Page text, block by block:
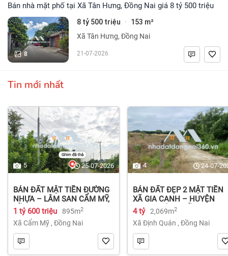
Bán nhà mặt phố tại Xã Tân Hưng, Đồng Nai giá 8 tỷ 500 triệu
8
8 tỷ 500 triệu · 153 m²
Xã Tân Hưng, Đồng Nai
21-07-2026
Tin mới nhất
5 25-07-2026
BÁN ĐẤT MẶT TIỀN ĐƯỜNG
NHỰA – LÂM SAN CẨM MỸ,
ĐỒNG NAI.
1 tỷ 600 triệu 895m2
Xã Cẩm Mỹ , Đồng Nai
4 24-07-
BÁN ĐẤT ĐẸP 2 MẶT TIỀN
XÃ GIA CANH – HUYỆN
ĐỊNH QUÁN – ĐỒNG NAI dt
2.069m² 4 tỷ
4 tỷ 2,069m2
Xã Định Quán , Đồng Nai